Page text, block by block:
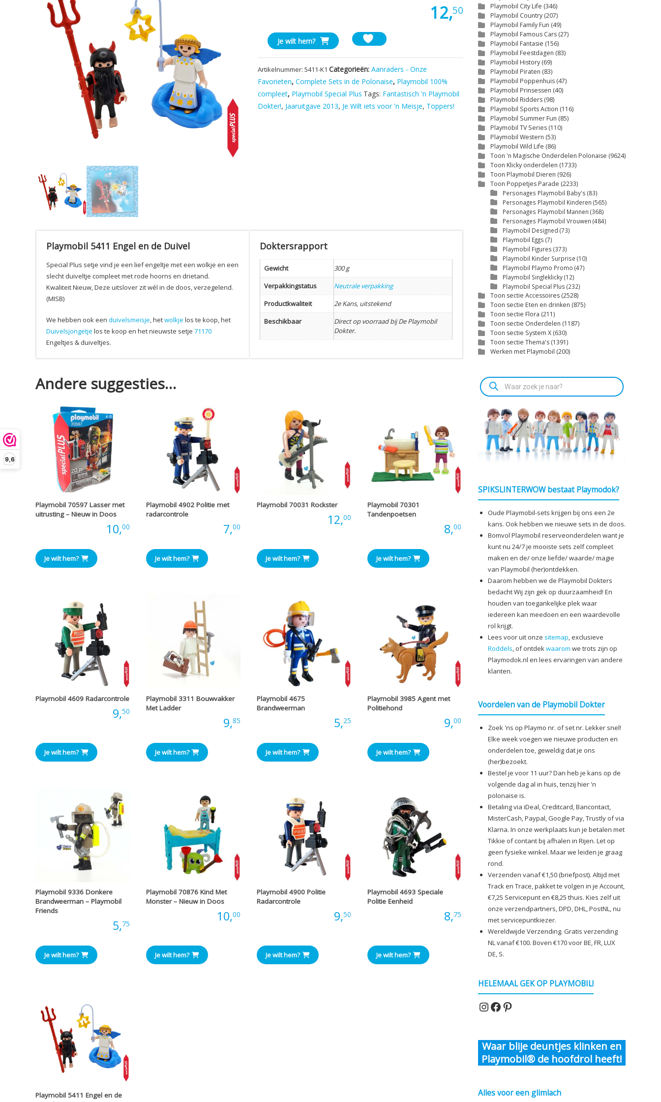
9,6
12,50
Playmobil
5411
Engel
en
de
Duivel
aantal
Je wilt hem?
Artikelnummer:5411-K1 Categorieën:Aanraders - Onze
Favorieten,Complete Sets in de Polonaise, Playmobil 100%
compleet, Playmobil Special Plus Tags: Fantastisch 'n Playmobil
Dokter!, Jaaruitgave 2013, Je Wilt iets voor 'n Meisje, Toppers!
Playmobil 5411 Engel en de Duivel
Special Plus setje vind je een lief engeltje met een wolkje en een
slecht duiveltje compleet met rode hoorns en drietand.
Kwaliteit Nieuw, Deze uitslover zit wél in de doos, verzegelend.
(MISB)
We hebben ook een duivelsmeisje, hetwolkje los te koop, het
Duivelsjongetje los te koop en het nieuwste setje 71170
Engeltjes & duiveltjes.
Doktersrapport
Gewicht
300 g
Verpakkingstatus
Neutrale verpakking
Productkwaliteit
2e Kans, uitstekend
Beschikbaar
Direct op voorraad bij De Playmobil
Dokter.
Andere suggesties…
Playmobil 70597 Lasser met
uitrusting – Nieuw in Doos
10,00
Je wilt hem?
Playmobil 4902 Politie met
radarcontrole
7,00
Je wilt hem?
Playmobil 70031 Rockster
12,00
Je wilt hem?
Playmobil 70301
Tandenpoetsen
8,00
Je wilt hem?
Playmobil 4609 Radarcontrole
9,50
Je wilt hem?
Playmobil 3311 Bouwvakker
Met Ladder
9,85
Je wilt hem?
Playmobil 4675
Brandweerman
5,25
Je wilt hem?
Playmobil 3985 Agent met
Politiehond
9,00
Je wilt hem?
Playmobil 9336 Donkere
Brandweerman – Playmobil
Friends
5,75
Je wilt hem?
Playmobil 70876 Kind Met
Monster – Nieuw in Doos
10,00
Je wilt hem?
Playmobil 4900 Politie
Radarcontrole
9,50
Je wilt hem?
Playmobil 4693 Speciale
Politie Eenheid
8,75
Je wilt hem?
Playmobil 5411 Engel en de
Playmobil City Life (346)
Playmobil Country (207)
Playmobil Family Fun (49)
Playmobil Famous Cars (27)
Playmobil Fantasie (156)
Playmobil Feestdagen (83)
Playmobil History (69)
Playmobil Piraten (83)
Playmobil Poppenhuis (47)
Playmobil Prinsessen (40)
Playmobil Ridders (98)
Playmobil Sports Action (116)
Playmobil Summer Fun (85)
Playmobil TV Series (110)
Playmobil Western (53)
Playmobil Wild Life (86)
Toon 'n Magische Onderdelen Polonaise (9624)
Toon Klicky onderdelen (1733)
Toon Playmobil Dieren (926)
Toon Poppetjes Parade (2233)
Personages Playmobil Baby's (83)
Personages Playmobil Kinderen (565)
Personages Playmobil Mannen (368)
Personages Playmobil Vrouwen (484)
Playmobil Designed (73)
Playmobil Eggs (7)
Playmobil Figures (373)
Playmobil Kinder Surprise (10)
Playmobil Playmo Promo (47)
Playmobil Singleklicky(12)
Playmobil Special Plus (232)
Toon sectie Accessoires (2528)
Toon sectie Eten en drinken (875)
Toon sectie Flora (211)
Toon sectie Onderdelen (1187)
Toon sectie System X (630)
Toon sectie Thema's (1391)
Werken met Playmobil (200)
Producten
zoeken
SPIKSLINTERWOW bestaat Playmodok?
Oude Playmobil-sets krijgen bij ons een 2e
kans. Ook hebben we nieuwe sets in de doos.
Bomvol Playmobil reserveonderdelen want je
kunt nu 24/7 je mooiste sets zelf compleet
maken en de/ onze liefde/ waarde/ magie
van Playmobil (her)ontdekken.
Daarom hebben we de Playmobil Dokters
bedacht Wij zijn gek op duurzaamheid! En
houden van toegankelijke plek waar
iedereen kan meedoen en een waardevolle
rol krijgt.
Lees voor uit onze sitemap, exclusieve
Roddels, of ontdekwaarom we trots zijn op
Playmodok.nl en lees ervaringen van andere
klanten.
Voordelen van de Playmobil Dokter
Zoek 'ns op Playmo nr. of set nr. Lekker snel!
Elke week voegen we nieuwe producten en
onderdelen toe, geweldig dat je ons
(her)bezoekt.
Bestel je voor 11 uur? Dan heb je kans op de
volgende dag al in huis, tenzij hier 'n
polonaise is.
Betaling via iDeal, Creditcard, Bancontact,
MisterCash, Paypal, Google Pay, Trustly of via
Klarna. In onze werkplaats kun je betalen met
Tikkie of contant bij afhalen in Rijen. Let op
geen fysieke winkel. Maar we leiden je graag
rond.
Verzenden vanaf €1,50 (briefpost). Altijd met
Track en Trace, pakket te volgen in je Account,
€7,25 Servicepunt en €8,25 thuis. Kies zelf uit
onze verzendpartners, DPD, DHL, PostNL, nu
met servicepuntkiezer.
Wereldwijde Verzending. Gratis verzending
NL vanaf €100. Boven €170 voor BE, FR, LUX
DE, S.
HELEMAAL GEK OP PLAYMOBIL!
Instagram
Facebook
Pinterest
Waar blije deuntjes klinken en
Playmobil® de hoofdrol heeft!
Alles voor een glimlach